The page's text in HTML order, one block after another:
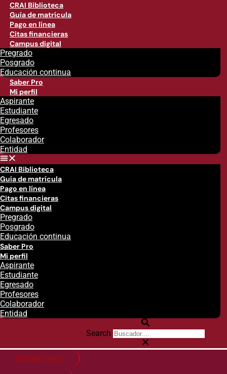
CRAI Biblioteca
Guía de matrícula
Pago en línea
Citas financieras
Campus digital
Pregrado
Posgrado
Educación continua
Saber Pro
Mi perfil
Aspirante
Estudiante
Egresado
Profesores
Colaborador
Entidad
CRAI Biblioteca
Guía de matrícula
Pago en línea
Citas financieras
Campus digital
Pregrado
Posgrado
Educación continua
Saber Pro
Mi perfil
Aspirante
Estudiante
Egresado
Profesores
Colaborador
Entidad
Search
Citas financieras